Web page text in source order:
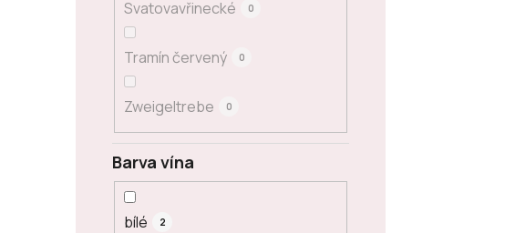
Svatovavřinecké 0
Tramín červený 0
Zweigeltrebe 0
Barva vína
bílé 2